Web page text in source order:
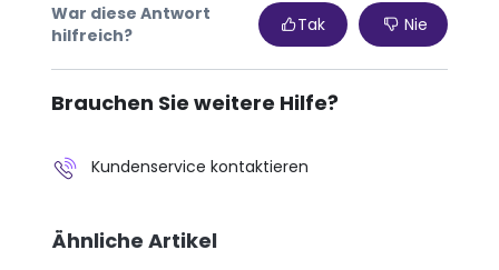
War diese Antwort
hilfreich?
Tak Nie
Brauchen Sie weitere Hilfe?
Kundenservice kontaktieren
Ähnliche Artikel